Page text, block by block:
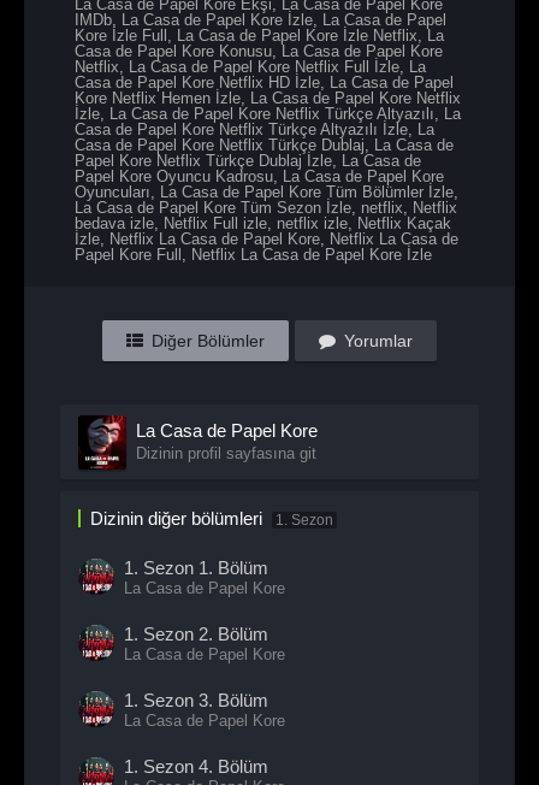
La Casa de Papel Kore Ekşi
La Casa de Papel Kore
IMDb La Casa de Papel Kore İzle La Casa de Papel
Kore İzle Full
La Casa de Papel Kore İzle Netflix La
Casa de Papel Kore Konusu La Casa de Papel Kore
Netflix
La Casa de Papel Kore Netflix Full İzle La
Casa de Papel Kore Netflix HD İzle La Casa de Papel
Kore Netflix Hemen İzle La Casa de Papel Kore Netflix
İzle La Casa de Papel Kore Netflix Türkçe Altyazılı
La
Casa de Papel Kore Netflix Türkçe Altyazılı İzle La
Casa de Papel Kore Netflix Türkçe Dublaj
La Casa de
Papel Kore Netflix Türkçe Dublaj İzle La Casa de
Papel Kore Oyuncu Kadrosu La Casa de Papel Kore
Oyuncuları
La Casa de Papel Kore Tüm Bölümler İzle
La Casa de Papel Kore Tüm Sezon İzle netflix
Netflix
bedava izle Netflix Full izle netflix izle Netflix Kaçak
İzle Netflix La Casa de Papel Kore Netflix La Casa de
Papel Kore Full
Netflix La Casa de Papel Kore İzle
Diğer Bölümler Yorumlar
La Casa de Papel Kore
Dizinin profil sayfasına git
Dizinin diğer bölümleri 1. Sezon
1. Sezon 1. Bölüm
La Casa de Papel Kore
1. Sezon 2. Bölüm
La Casa de Papel Kore
1. Sezon 3. Bölüm
La Casa de Papel Kore
1. Sezon 4. Bölüm